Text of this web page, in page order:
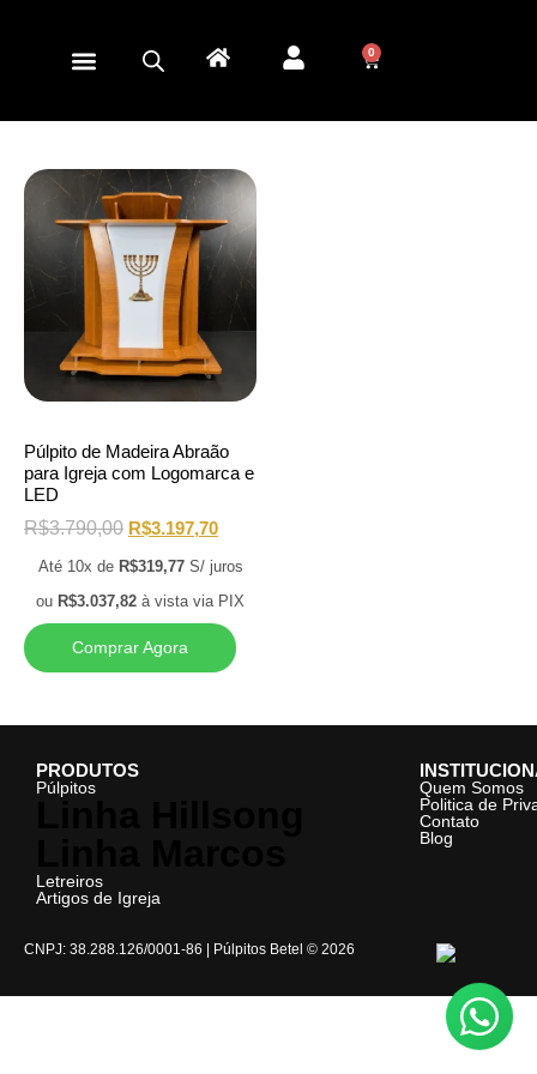
0
Púlpito de Madeira Abraão
para Igreja com Logomarca e
LED
R$3.790,00 R$3.197,70
Até 10x de R$319,77 S/ juros
ou R$3.037,82 à vista via PIX
Comprar Agora
PRODUTOS
Púlpitos
Letreiros
Artigos de Igreja
Quem Somos
Politica de
Contato
Blog
CNPJ: 38.288.126/0001-86 | Púlpitos Betel © 2026